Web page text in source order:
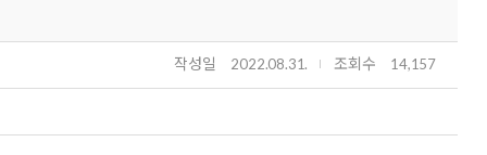
작성일 2022.08.31. 조회수 14,157